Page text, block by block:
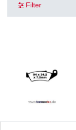
Filter